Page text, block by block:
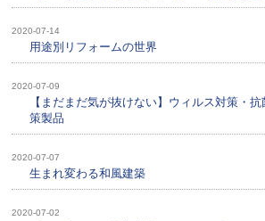
2020-07-14
用途別リフォームの世界
2020-07-09
【まだまだ気が抜けない】ウィルス対策・
策製品
2020-07-07
生まれ変わる和風建築
2020-07-02